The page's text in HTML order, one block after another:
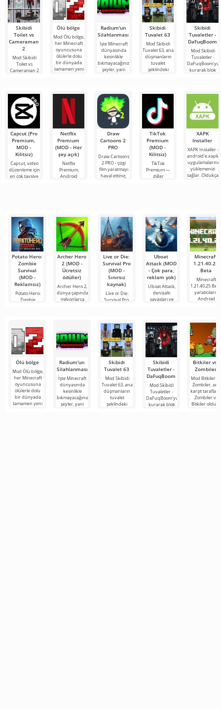
Skibidi
Toilet vs
Cameraman
2
Mod Skibidi
Toilet vs
Cameraman 2
karakterlerinin
Ölü bölge
Mod Ölü bölge,
her Minecraft
oyuncusuna
ölülerle dolu
bir dünyada
tamamen yeni
Radium'un
Silahlanması
İşte Minecraft
dünyasında
kesinlikle
bıkmayacağınız
şeyler, yani
Skibidi
Tuvalet 63
Mod Skibidi
Tuvalet 63, ana
düşmanların
tuvalet
şeklindeki
Minecraft için
Skibidi
Tuvaletler -
DaFuqBoom
Mod Skibidi
Tuvaletler -
DaFuqBoom'yu
kurarak blok
olan karikatür
Capcut (Pro
Premium,
MOD -
Kilitsiz)
Capcut, video
düzenleme için
en çok tavsiye
Netflix
Premium
(MOD - Her
şey açık)
Netflix
Premium,
Android
Draw
Cartoons 2
PRO
Draw Cartoons
2 PRO - çizgi
film yaratmayı
hayal ettiniz,
TikTok
Premium
(MOD -
Kilitsiz)
TikTok
Premium —
diğer
sağlayan
XAPK
Installer
XAPK Installer -
android'e.xapk
uygulamalarını
yüklemenizi
sağlar. Oldukça
Potato Hero:
Zombie
Survival
(MOD -
Reklamsız)
Potato Hero:
Zombie
Archer Hero
2 (MOD -
Ücretsiz
ödüller)
Archer Hero 2,
dünya çapında
milyonlarca
Live or Die:
Survival Pro
(MOD -
Sınırsız
kaynak)
Live or Die:
Survival Pro,
Uboat
Attack (MOD
- Çok para,
reklam yok)
Uboat Attack,
denizaltı
savaşları ve
Minecraft
1.21.40.25
Beta
Minecraft
1.21.40.25
yaratıcıların
Android
Ölü bölge
Mod Ölü bölge,
her Minecraft
oyuncusuna
ölülerle dolu
bir dünyada
tamamen yeni
Radium'un
Silahlanması
İşte Minecraft
dünyasında
kesinlikle
bıkmayacağınız
şeyler, yani
Skibidi
Tuvalet 63
Mod Skibidi
Tuvalet 63, ana
düşmanların
tuvalet
şeklindeki
Skibidi
Tuvaletler -
DaFuqBoom
Mod Skibidi
Tuvaletler -
DaFuqBoom'yu
kurarak blok
Bitkiler vs.
Zombiler
Mod Bitkiler
Zombiler, ana
karşıt
Zombiler ve
Bitkiler olduğu